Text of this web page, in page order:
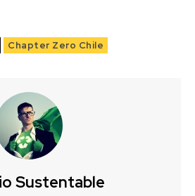
Chapter Zero Chile
Sustentable